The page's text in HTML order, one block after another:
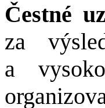
Čestné
za
a